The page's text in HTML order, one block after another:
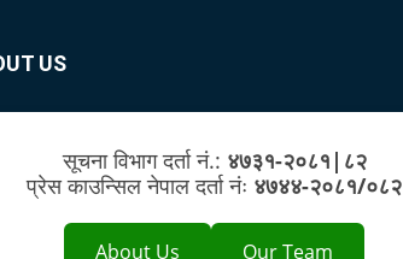
US
सूचना विभाग दर्ता नं.: ४७३१-२०८१|८२
प्रेस काउन्सिल नेपाल दर्ता नंः ४७४४-२०८१/०८२
About Us Our Team